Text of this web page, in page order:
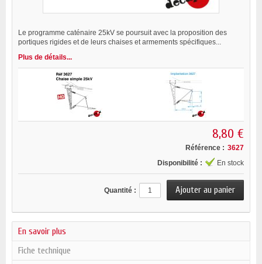
Le programme caténaire 25kV se poursuit avec la proposition des
portiques rigides et de leurs chaises et armements spécifiques...
Plus de détails...
8,80 €
Référence : 3627
Disponibilité :
En stock
Quantité :
En savoir plus
Fiche technique